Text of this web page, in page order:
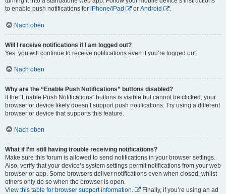
to enable push notifications for iPhone/iPad or Android .
Nach oben
Will I receive notifications if I am logged out?
Yes, you will continue to receive notifications even if you’re logged out.
Nach oben
Why are the “Enable Push Notifications” buttons disabled?
If the “Enable Push Notifications” buttons is visible but cannot be clicked, your
browser or device likely doesn’t support push notifications. Try using a different
browser or device that supports this feature.
Nach oben
What if I’m still having trouble receiving notifications?
Make sure this forum is allowed to send notifications in your browser settings.
Also, verify that your device’s system settings permit notifications from your web
browser or app. Some browsers deliver notifications even when closed, whilst
others only do so when the browser is open.
View this table for browser support information.
Finally, if you’re using an ad